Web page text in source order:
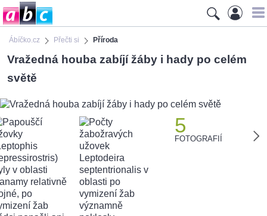
Ábíčko.cz Přečti si Příroda
Vražedná houba zabíjí žáby i hady po celém
světě
5
FOTOGRAFIÍ